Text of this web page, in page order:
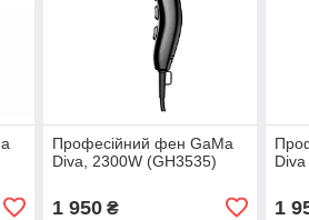
Професійний фен GaMa
Diva, 2300W (GH3535)
1 950₴ 1